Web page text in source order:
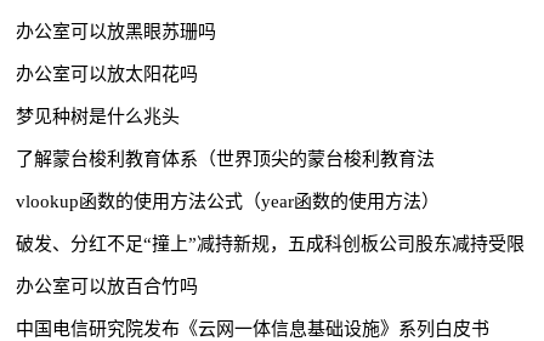
办公室可以放黑眼苏珊吗
办公室可以放太阳花吗
梦见种树是什么兆头
了解蒙台梭利教育体系（世界顶尖的蒙台梭利教育法
vlookup函数的使用方法公式（year函数的使用方法）
破发、分红不足“撞上”减持新规，五成科创板公司股东减持受限
办公室可以放百合竹吗
中国电信研究院发布《云网一体信息基础设施》系列白皮书